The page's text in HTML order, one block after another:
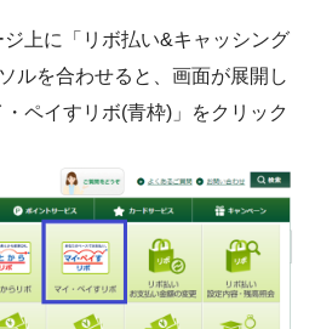
上に「リボ払い&キャッシング
ルを合わせると、画面が展開し
ペイすリボ(青枠)」をクリック